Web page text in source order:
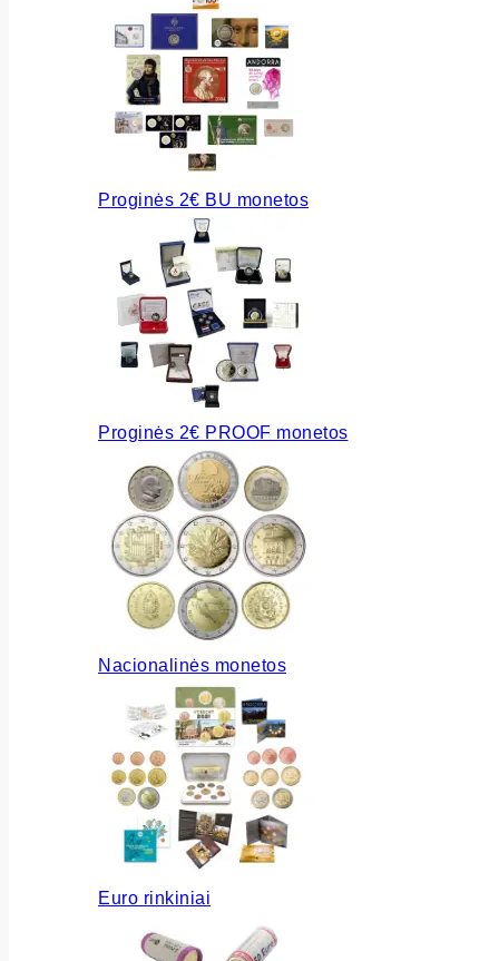
Proginės 2€ BU monetos
Proginės 2€ PROOF monetos
Nacionalinės monetos
Euro rinkiniai